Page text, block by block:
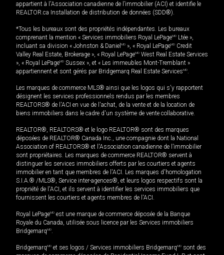
appartient à l'Association canadienne de l’immobilier (ACI) et identifie le
REALTOR.ca Installation de distribution de données (SDD®).
*Tous les bureaux sont des propriétés indépendantes. Les bureaux
comprenant la mention « Services immobiliers Royal LePageMD Ltée »,
incluant sa division « Johnston & Daniel MD », « Royal LePageMD Credit
Valley Real Estate, Brokerage », « Royal LePageMD West Real Estate Services
», « Royal LePageMD Sussex », et « Les immeubles Mont-Tremblant »
appartiennent et sont gérés par Bridgemarq Real Estate ServicesMD.
Les marques de commerce MLS® ainsi que les logos qui s'y rapportent
désignent les services professionnels rendus par les membres
REALTORS® de l'ACI en vue de l'achat, de la vente et de la location de
biens immobiliers dans le cadre d'un système de vente collaborative.
REALTOR®, REALTORS® et le logo REALTOR® sont des marques
déposées de REALTOR® Canada Inc., une compagnie dont la National
Association of REALTORS® et l'Association canadienne de l’immobilier
sont propriétaires. Les marques de commerce REALTOR® servent à
distinguer les services immobiliers offerts par les courtiers et agents
immobilier en tant que membres de l'ACI. Les marques d'homologation
S.I.A.® /MLS®, Service inter-agences®, et leurs logos respectifs sont la
propriété de l'ACI, et ils servent à identifier les services immobiliers que
fournissent les courtiers et agents membres de l'ACI.
Royal LePageMD est une marque de commerce déposée de la Banque
Royale du Canada, utilisée sous licence par les Services immobiliers
BridgemarqMD.
BridgemarqMD et ses logos / Services immobiliers BridgemarqMD sont des